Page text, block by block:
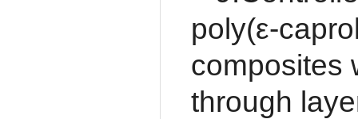
poly(ε-
composites
through